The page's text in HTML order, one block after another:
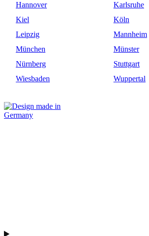
Hannover
Karlsruhe
Kiel
Köln
Leipzig
Mannheim
München
Münster
Nürnberg
Stuttgart
Wiesbaden
Wuppertal